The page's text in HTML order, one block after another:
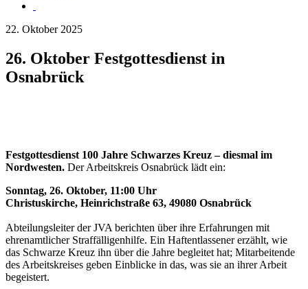
22. Oktober 2025
26. Oktober Festgottesdienst in
Osnabrück
Festgottesdienst 100 Jahre Schwarzes Kreuz – diesmal im
Nordwesten. Der Arbeitskreis Osnabrück lädt ein:
Sonntag, 26. Oktober, 11:00 Uhr
Christuskirche, Heinrichstraße 63, 49080 Osnabrück
Abteilungsleiter der JVA berichten über ihre Erfahrungen mit
ehrenamtlicher Straffälligenhilfe. Ein Haftentlassener erzählt, wie
das Schwarze Kreuz ihn über die Jahre begleitet hat; Mitarbeitende
des Arbeitskreises geben Einblicke in das, was sie an ihrer Arbeit
begeistert.